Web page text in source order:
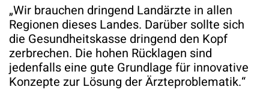
„Wir brauchen dringend Landärzte in allen
Regionen dieses Landes. Darüber sollte sich
die Gesundheitskasse dringend den Kopf
zerbrechen. Die hohen Rücklagen sind
jedenfalls eine gute Grundlage für innovative
Konzepte zur Lösung der Ärzteproblematik.“